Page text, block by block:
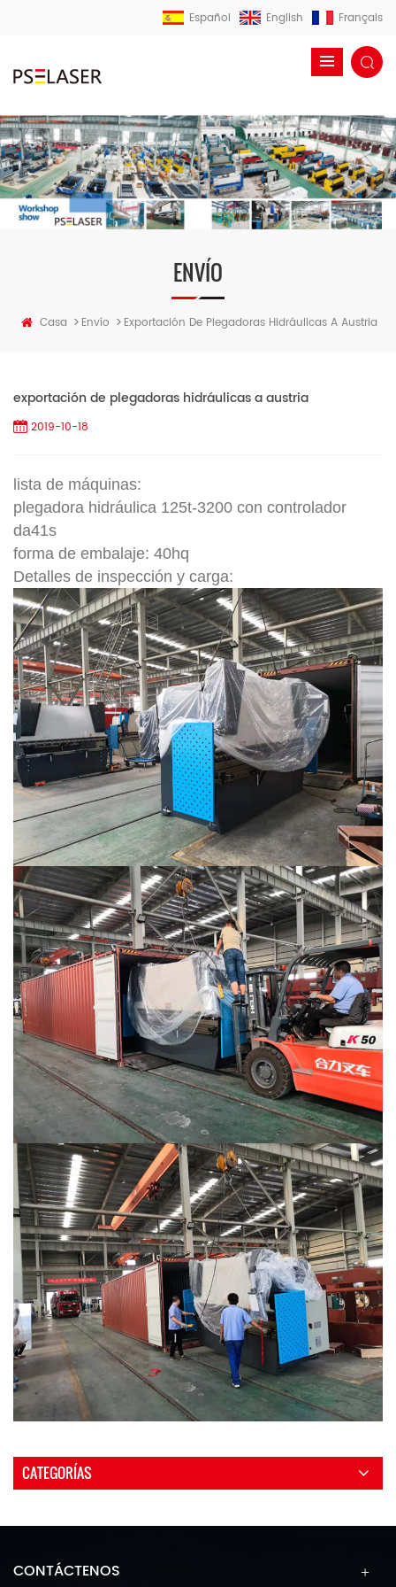
Español English Français
ENVÍO
Casa > Envío > Exportación De Plegadoras Hidráulicas A Austria
exportación de plegadoras hidráulicas a austria
2019-10-18
lista de máquinas:
plegadora hidráulica 125t-3200 con controlador
da41s
forma de embalaje: 40hq
Detalles de inspección y carga:
CATEGORÍAS
CONTÁCTENOS